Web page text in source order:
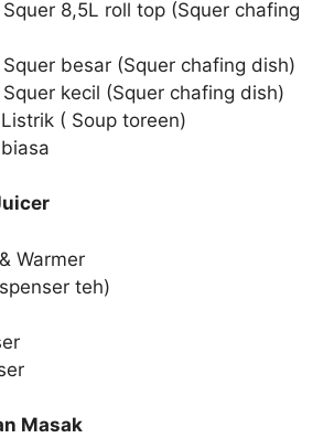
8,5L roll top (Squer chafing
besar (Squer chafing dish)
kecil (Squer chafing dish)
( Soup toreen)
Warmer
teh)
Masak